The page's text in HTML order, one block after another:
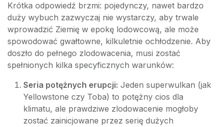
Krótka odpowiedź brzmi: pojedynczy, nawet bardzo
duży wybuch zazwyczaj nie wystarczy, aby trwale
wprowadzić Ziemię w epokę lodowcową, ale może
spowodować gwałtowne, kilkuletnie ochłodzenie. Aby
doszło do pełnego zlodowacenia, musi zostać
spełnionych kilka specyficznych warunków:
Seria potężnych erupcji: Jeden superwulkan (jak
Yellowstone czy Toba) to potężny cios dla
klimatu, ale prawdziwe zlodowacenie mogłoby
zostać zainicjowane przez serię dużych